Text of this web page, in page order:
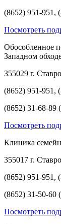
(8652) 951-951,
Посмотреть
Обособленное
Западном
355029 г.
(8652) 951-951,
(8652) 31-68-89
Посмотреть
Клиника
355017 г.
(8652) 951-951,
(8652) 31-50-60
Посмотреть